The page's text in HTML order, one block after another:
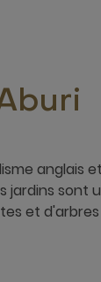
anglais
jardins sont
et d'arbres